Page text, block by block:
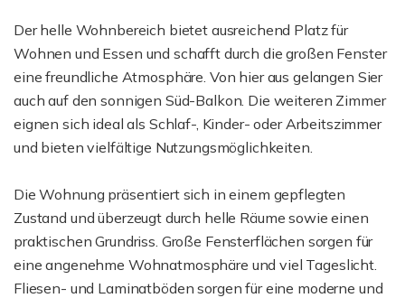
Der helle Wohnbereich bietet ausreichend Platz für
Wohnen und Essen und schafft durch die großen Fenster
eine freundliche Atmosphäre. Von hier aus gelangen Sier
auch auf den sonnigen Süd-Balkon. Die weiteren Zimmer
eignen sich ideal als Schlaf-, Kinder- oder Arbeitszimmer
und bieten vielfältige Nutzungsmöglichkeiten.
Die Wohnung präsentiert sich in einem gepflegten
Zustand und überzeugt durch helle Räume sowie einen
praktischen Grundriss. Große Fensterflächen sorgen für
eine angenehme Wohnatmosphäre und viel Tageslicht.
Fliesen- und Laminatböden sorgen für eine moderne und